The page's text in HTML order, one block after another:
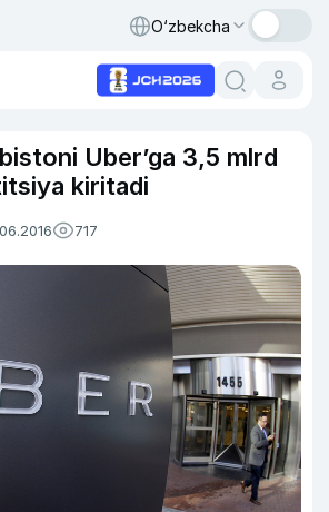
O‘zbekcha
Uber’ga 3,5 mlrd
kiritadi
717